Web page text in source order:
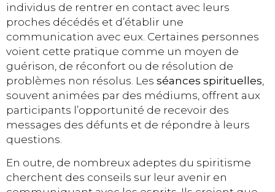
individus de rentrer en contact avec leurs
proches décédés et d’établir une
communication avec eux. Certaines personnes
voient cette pratique comme un moyen de
guérison, de réconfort ou de résolution de
problèmes non résolus. Les séances spirituelles
souvent animées par des médiums, offrent aux
participants l’opportunité de recevoir des
messages des défunts et de répondre à leurs
questions.
En outre, de nombreux adeptes du spiritisme
cherchent des conseils sur leur avenir en